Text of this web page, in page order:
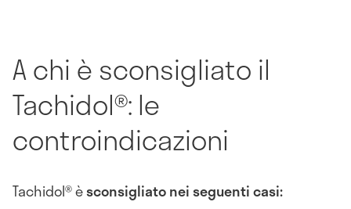
A chi è sconsigliato il
Tachidol®: le
controindicazioni
Tachidol® èsconsigliato nei seguenti casi: